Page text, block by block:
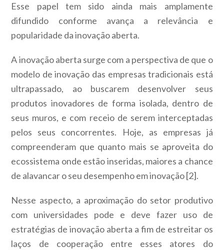
Esse papel tem sido ainda mais amplamente
difundido conforme avança a relevância e
popularidade da inovação aberta.
A inovação aberta surge com a perspectiva de que o
modelo de inovação das empresas tradicionais está
ultrapassado, ao buscarem desenvolver seus
produtos inovadores de forma isolada, dentro de
seus muros, e com receio de serem interceptadas
pelos seus concorrentes. Hoje, as empresas já
compreenderam que quanto mais se aproveita do
ecossistema onde estão inseridas, maiores a chance
de alavancar o seu desempenho em inovação [2].
Nesse aspecto, a aproximação do setor produtivo
com universidades pode e deve fazer uso de
estratégias de inovação aberta a fim de estreitar os
laços de cooperação entre esses atores do